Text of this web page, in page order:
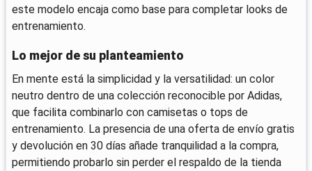
este modelo encaja como base para completar looks de
entrenamiento.
Lo mejor de su planteamiento
En mente está la simplicidad y la versatilidad: un color
neutro dentro de una colección reconocible por Adidas,
que facilita combinarlo con camisetas o tops de
entrenamiento. La presencia de una oferta de envío gratis
y devolución en 30 días añade tranquilidad a la compra,
permitiendo probarlo sin perder el respaldo de la tienda